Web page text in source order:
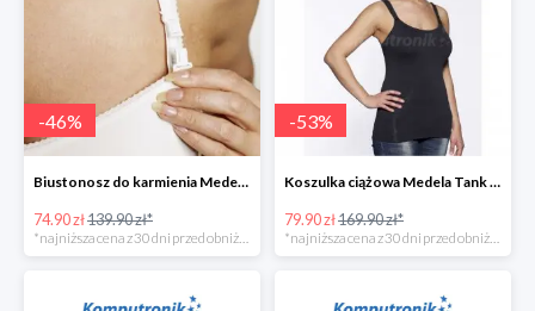
-46%
Biustonosz do karmienia Medela EVA w super cenie
74.90 zł139.90 zł*
*najniższa cena z 30 dni przed obniżką
-53%
Koszulka ciążowa Medela Tank Top w super cenie
79.90 zł169.90 zł*
*najniższa cena z 30 dni przed obniżką